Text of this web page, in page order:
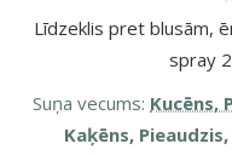
Līdzeklis pret blusām,
spray
Suņa vecums: Kucēns,
Kaķēns,